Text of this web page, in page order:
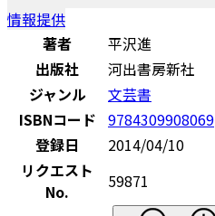
情報提供
著者
平沢進
出版社
河出書房新社
ジャンル
文芸書
ISBNコード 9784309908069
登録日
2014/04/10
リクエスト
No.
59871